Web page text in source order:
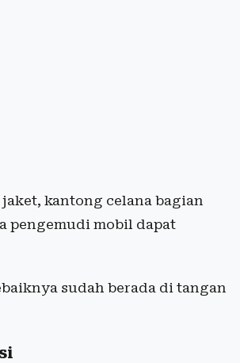
kantong celana bagian
pengemudi mobil dapat
sudah berada di tangan